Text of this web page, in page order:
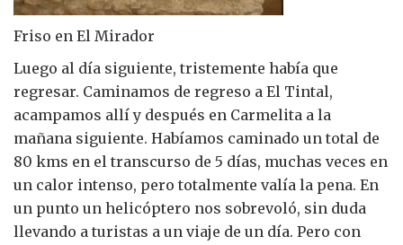
Friso en El Mirador
Luego al día siguiente, tristemente había que
regresar. Caminamos de regreso a El Tintal,
acampamos allí y después en Carmelita a la
mañana siguiente. Habíamos caminado un total de
80 kms en el transcurso de 5 días, muchas veces en
un calor intenso, pero totalmente valía la pena. En
un punto un helicóptero nos sobrevoló, sin duda
llevando a turistas a un viaje de un día. Pero con